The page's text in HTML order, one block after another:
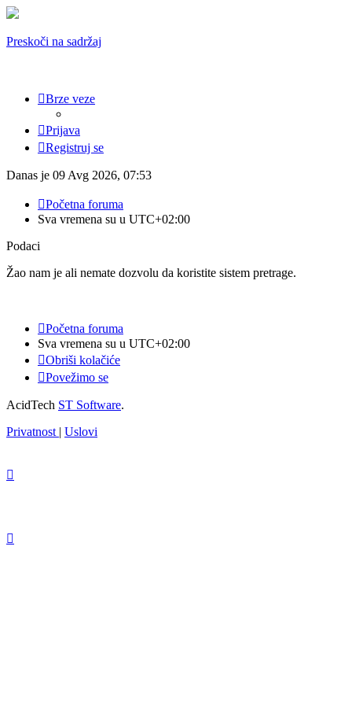
Preskoči na sadržaj
Brze veze
Prijava
Registruj se
Danas je 09 Avg 2026, 07:53
Početna foruma
Sva vremena su u UTC+02:00
Podaci
Žao nam je ali nemate dozvolu da koristite sistem pretrage.
Početna foruma
Sva vremena su u UTC+02:00
Obriši kolačiće
Povežimo se
AcidTech ST Software.
Privatnost | Uslovi